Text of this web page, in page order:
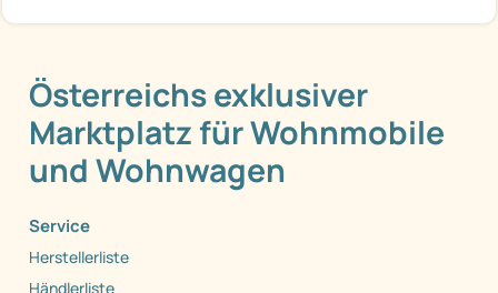
Österreichs exklusiver
Marktplatz für Wohnmobile
und Wohnwagen
Service
Herstellerliste
Händlerliste